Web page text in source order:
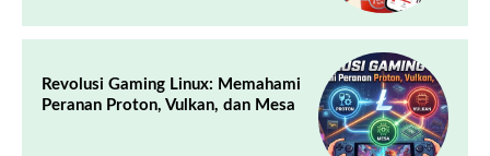
Revolusi Gaming Linux: Memahami
Peranan Proton, Vulkan, dan Mesa